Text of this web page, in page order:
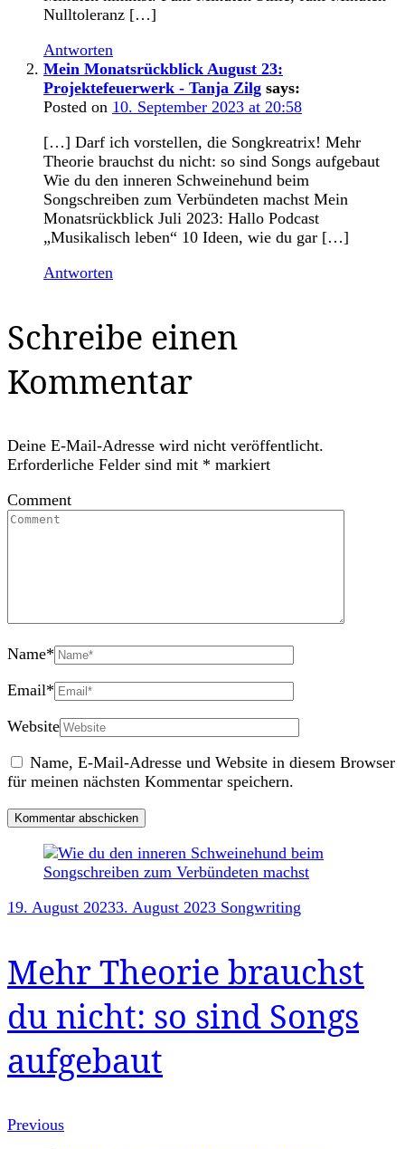
Nulltoleranz […]
Antworten
Mein Monatsrückblick August 23:
Projektefeuerwerk - Tanja Zilg says:
Posted on 10. September 2023 at 20:58
[…] Darf ich vorstellen, die Songkreatrix! Mehr
Theorie brauchst du nicht: so sind Songs aufgebaut
Wie du den inneren Schweinehund beim
Songschreiben zum Verbündeten machst Mein
Monatsrückblick Juli 2023: Hallo Podcast
„Musikalisch leben“ 10 Ideen, wie du gar […]
Antworten
Schreibe einen
Kommentar
Deine E-Mail-Adresse wird nicht veröffentlicht.
Erforderliche Felder sind mit * markiert
Comment
Name*
Email*
Website
Name, E-Mail-Adresse und Website in diesem Browser
für meinen nächsten Kommentar speichern.
Post
Navigation
19. August 20233. August 2023 Songwriting
Mehr Theorie brauchst
du nicht: so sind Songs
aufgebaut
Previous